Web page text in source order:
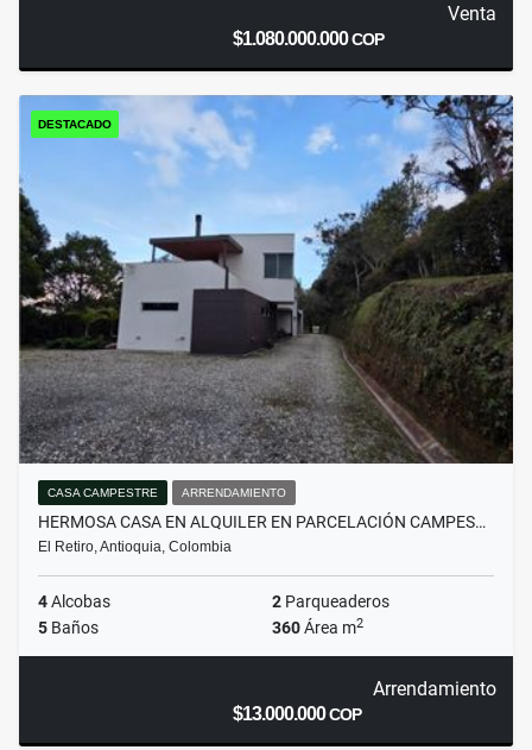
Venta
$1.080.000.000COP
DESTACADO
CASA CAMPESTRE ARRENDAMIENTO
HERMOSA CASA EN ALQUILER EN PARCELACIÓN CAMPES…
El Retiro, Antioquia, Colombia
4Alcobas 2 Parqueaderos
5 Baños 360Área m2
Arrendamiento
$13.000.000COP